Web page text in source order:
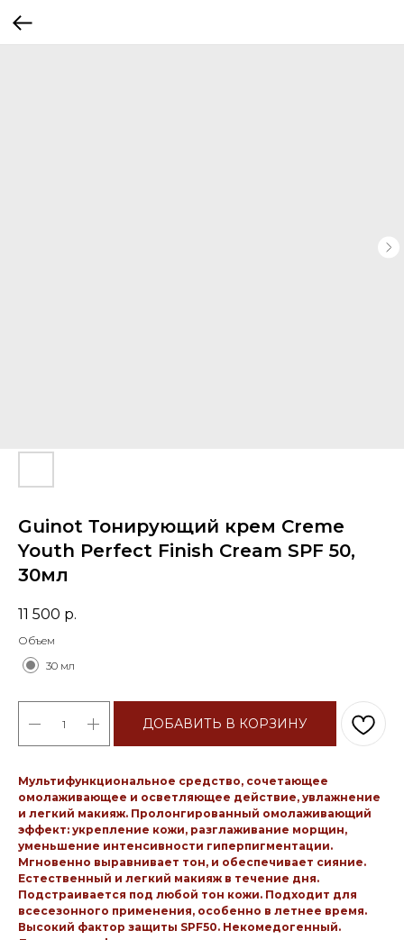
Guinot Тонирующий крем Creme
Youth Perfect Finish Cream SPF 50,
30мл
11 500 р.
Объем
30 мл
ДОБАВИТЬ В КОРЗИНУ
Мультифункциональное средство, сочетающее
омолаживающее и осветляющее действие, увлажнение
и легкий макияж. Пролонгированный омолаживающий
эффект: укрепление кожи, разглаживание морщин,
уменьшение интенсивности гиперпигментации.
Мгновенно выравнивает тон, и обеспечивает сияние.
Естественный и легкий макияж в течение дня.
Подстраивается под любой тон кожи. Подходит для
всесезонного применения, особенно в летнее время.
Высокий фактор защиты SPF50. Некомедогенный.